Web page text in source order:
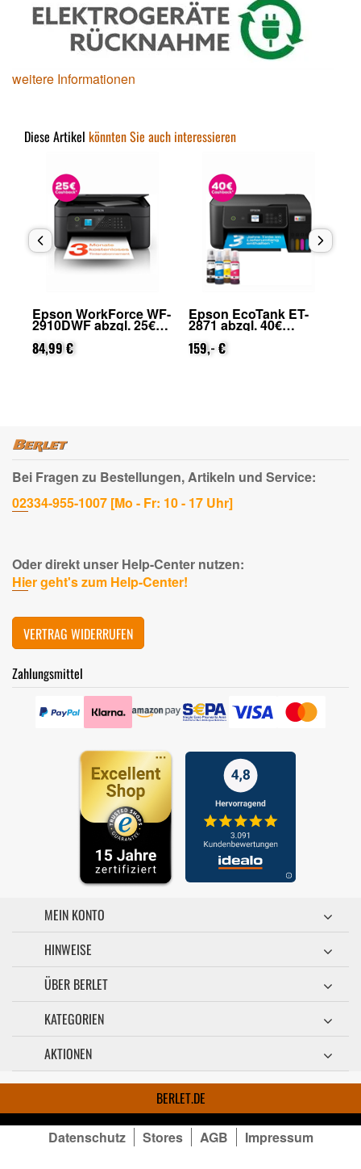
weitere Informationen
Diese Artikel könnten Sie auch interessieren
Epson WorkForce WF-
2910DWF abzgl. 25€
Cashback (von Epson
nach Registrierung)
84,99 €
Epson EcoTank ET-
2871 abzgl. 40€
Cashback (von Epson
nach Registrierung)
159,- €
Bei Fragen zu Bestellungen, Artikeln und Service:
02334-955-1007 [Mo - Fr: 10 - 17 Uhr]
Oder direkt unser Help-Center nutzen:
Hier geht's zum Help-Center!
VERTRAG WIDERRUFEN
Zahlungsmittel
MEIN KONTO
HINWEISE
ÜBER BERLET
KATEGORIEN
AKTIONEN
BERLET.DE
Datenschutz Stores AGB
Impressum